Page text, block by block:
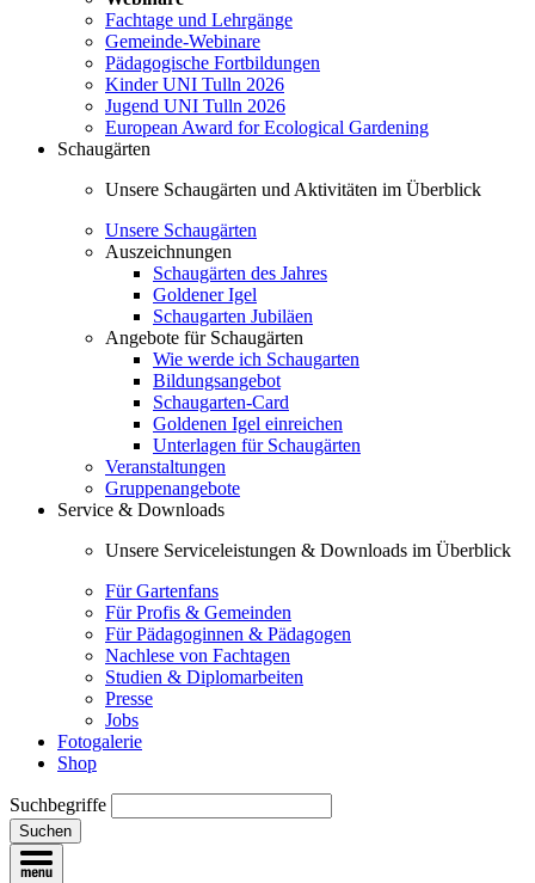
Fachtage und Lehrgänge
Gemeinde-Webinare
Pädagogische Fortbildungen
Kinder UNI Tulln 2026
Jugend UNI Tulln 2026
European Award for Ecological Gardening
Schaugärten
Unsere Schaugärten und Aktivitäten im Überblick
Unsere Schaugärten
Auszeichnungen
Schaugärten des Jahres
Goldener Igel
Schaugarten Jubiläen
Angebote für Schaugärten
Wie werde ich Schaugarten
Bildungsangebot
Schaugarten-Card
Goldenen Igel einreichen
Unterlagen für Schaugärten
Veranstaltungen
Gruppenangebote
Service & Downloads
Unsere Serviceleistungen & Downloads im Überblick
Für Gartenfans
Für Profis & Gemeinden
Für Pädagoginnen & Pädagogen
Nachlese von Fachtagen
Studien & Diplomarbeiten
Presse
Jobs
Fotogalerie
Shop
Suchbegriffe
Suchen